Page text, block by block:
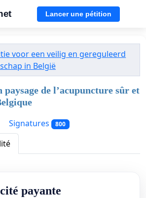
Lancer une pétition
voor een veilig en gereguleerd
in België
de l’acupuncture sûr et
Signatures 800
payante